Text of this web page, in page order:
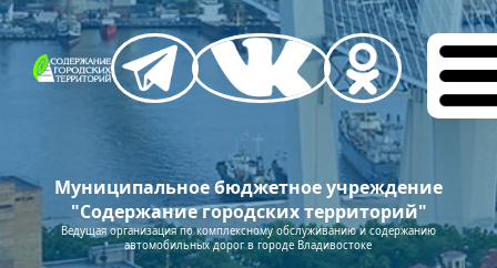
Муниципальное бюджетное учреждение
"Содержание городских территорий"
Ведущая организация по комплексному обслуживанию и содержанию
автомобильных дорог в городе Владивостоке